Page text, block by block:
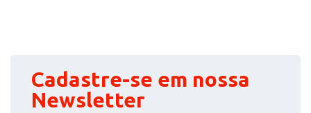
Cadastre-se em nossa
Newsletter